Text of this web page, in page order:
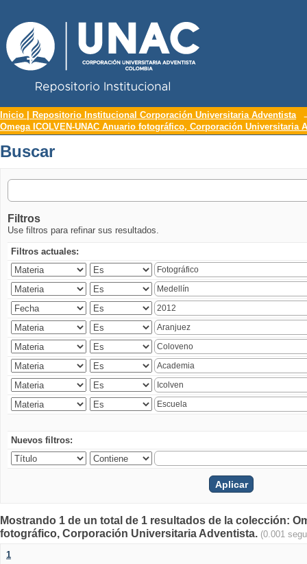
Buscar
Inicio | Repositorio Institucional Corporación Universitaria Adventista
Omega ICOLVEN-UNAC Anuario fotográfico, Corporación Universitaria
Buscar
Filtros
Use filtros para refinar sus resultados.
Filtros actuales:
Nuevos filtros:
Mostrando 1 de un total de 1 resultados de la colección:
fotográfico, Corporación Universitaria Adventista. (0.001
1